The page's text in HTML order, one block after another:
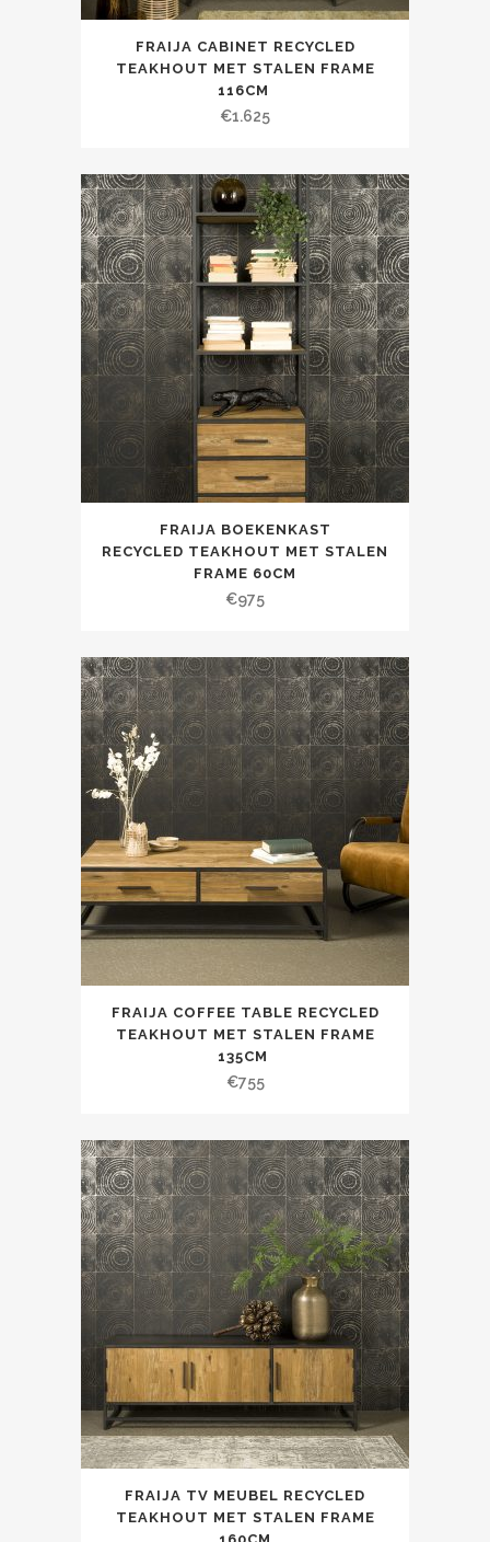
FRAIJA CABINET RECYCLED
TEAKHOUT MET STALEN FRAME
116CM
€1.625
FRAIJA BOEKENKAST
RECYCLED TEAKHOUT MET STALEN
FRAME 60CM
€975
FRAIJA COFFEE TABLE RECYCLED
TEAKHOUT MET STALEN FRAME
135CM
€755
FRAIJA TV MEUBEL RECYCLED
TEAKHOUT MET STALEN FRAME